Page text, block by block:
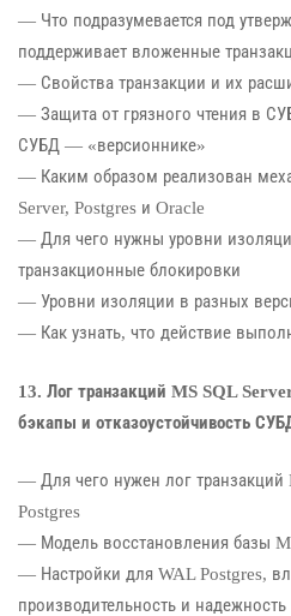
— Что подразумевается под
поддерживает вложенные
— Свойства транзакции и их
— Защита от грязного чтения в
СУБД — «версионнике»
— Каким образом реализован
Server, Postgres и Oracle
— Для чего нужны уровни
транзакционные блокировки
— Уровни изоляции в разных
— Как узнать, что действие
13. Лог транзакций MS SQL
бэкапы и отказоустойчивость
— Для чего нужен лог транзакций
Postgres
— Модель восстановления базы
— Настройки для WAL Postgres,
производительность и надежность